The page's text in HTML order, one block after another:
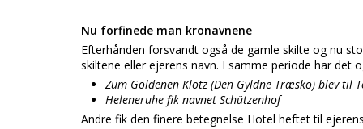
Nu forfinede man kronavnene
Efterhånden forsvandt også de gamle skilte og nu
skiltene eller ejerens navn. I samme periode har
Zum Goldenen Klotz (Den Gyldne Træsko) blev til
Heleneruhe fik navnet Schützenhof
Andre fik den finere betegnelse Hotel heftet til